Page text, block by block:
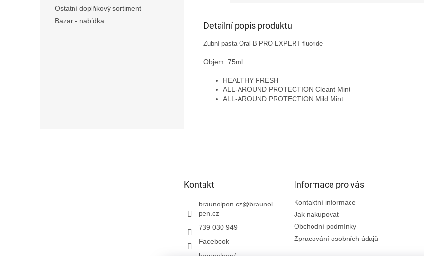
Ostatní doplňkový sortiment
Bazar - nabídka
Detailní popis produktu
Zubní pasta Oral-B PRO-EXPERT fluoride
Objem: 75ml
HEALTHY FRESH
ALL-AROUND PROTECTION Cleant Mint
ALL-AROUND PROTECTION Mild Mint
Kontakt
braunelpen.cz@braunel
pen.cz
739 030 949
Facebook
Informace pro vás
Kontaktní informace
Jak nakupovat
Obchodní podmínky
Zpracování osobních údajů